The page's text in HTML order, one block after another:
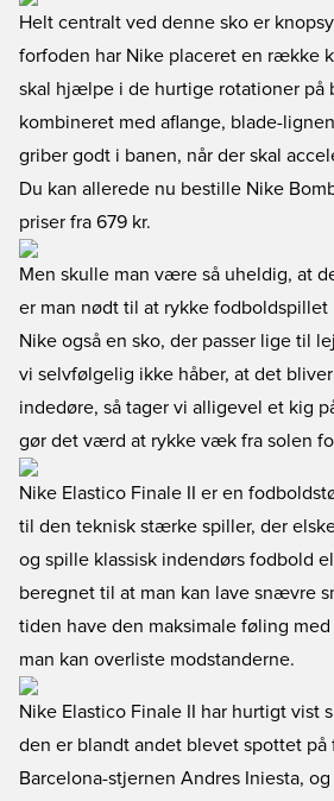
Helt centralt ved denne sko er
forfoden har Nike placeret en række
skal hjælpe i de hurtige rotationer på
kombineret med aflange, blade-
griber godt i banen, når der skal
Du kan allerede nu bestille Nike
priser fra 679 kr.
Men skulle man være så uheldig, at
er man nødt til at rykke fodboldspillet
Nike også en sko, der passer lige til
vi selvfølgelig ikke håber, at det
indedøre, så tager vi alligevel et kig
gør det værd at rykke væk fra solen
Nike Elastico Finale II
er en
til den teknisk stærke spiller, der
og spille klassisk indendørs fodbold
beregnet til at man kan lave snævre
tiden have den maksimale føling
man kan overliste modstanderne.
Nike Elastico Finale II har hurtigt vist
den er blandt andet blevet spottet på
Barcelona-stjernen Andres Iniesta,